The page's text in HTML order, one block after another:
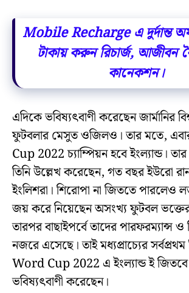
Mobile Recharge এ দুর্দান্ত
টাকায় করুন রিচার্জ, আজীবন
কানেকশন।
এদিকে ভবিষ্যৎবাণী করেছেন জার্মানির
ফুটবলার মেসুত ওজিলও। তার মতে,
Cup 2022 চ্যাম্পিয়ন হবে ইংল্যান্ড।
তিনি উল্লেখ করেছেন, গত বছর ইউরো
ইংলিশরা। শিরোপা না জিততে পারলেও
জয় করে নিয়েছেন অসংখ্য ফুটবল
তারপর বাছাইপর্বে তাদের পারফরম্যান্স
নজরে এসেছে। তাই মধ্যপ্রাচ্যের
Word Cup 2022 এ ইংল্যান্ড ই
ভবিষ্যৎবাণী করেছেন।